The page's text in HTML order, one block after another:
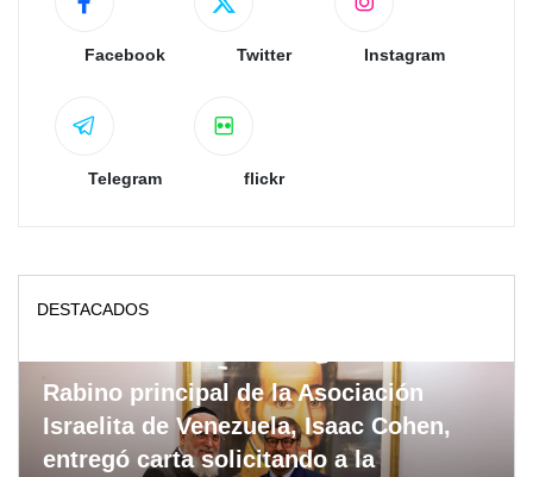
Facebook Twitter Instagram
Telegram flickr
DESTACADOS
Rabino principal de la Asociación
Israelita de Venezuela, Isaac Cohen,
entregó carta solicitando a la